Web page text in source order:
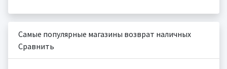
Самые популярные магазины возврат наличных
Сравнить